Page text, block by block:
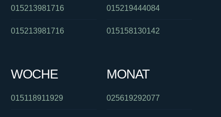
015213981716
015213981716
015219444084
015158130142
WOCHE
015118911929
MONAT
025619292077